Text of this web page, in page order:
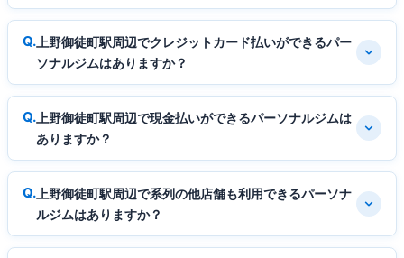
上野御徒町駅周辺でクレジットカード払いができるパー
ソナルジムはありますか？
上野御徒町駅周辺で現金払いができるパーソナルジムは
ありますか？
上野御徒町駅周辺で系列の他店舗も利用できるパーソナ
ルジムはありますか？